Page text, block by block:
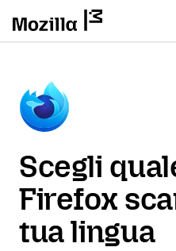
Scegli
Firefox
tua lingua